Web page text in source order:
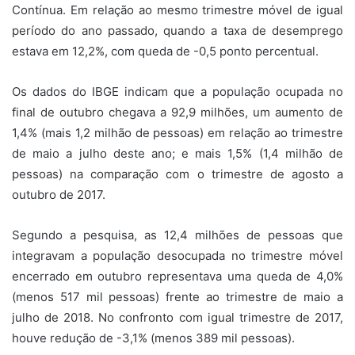
Contínua. Em relação ao mesmo trimestre móvel de igual
período do ano passado, quando a taxa de desemprego
estava em 12,2%, com queda de -0,5 ponto percentual.
Os dados do IBGE indicam que a população ocupada no
final de outubro chegava a 92,9 milhões, um aumento de
1,4% (mais 1,2 milhão de pessoas) em relação ao trimestre
de maio a julho deste ano; e mais 1,5% (1,4 milhão de
pessoas) na comparação com o trimestre de agosto a
outubro de 2017.
Segundo a pesquisa, as 12,4 milhões de pessoas que
integravam a população desocupada no trimestre móvel
encerrado em outubro representava uma queda de 4,0%
(menos 517 mil pessoas) frente ao trimestre de maio a
julho de 2018. No confronto com igual trimestre de 2017,
houve redução de -3,1% (menos 389 mil pessoas).